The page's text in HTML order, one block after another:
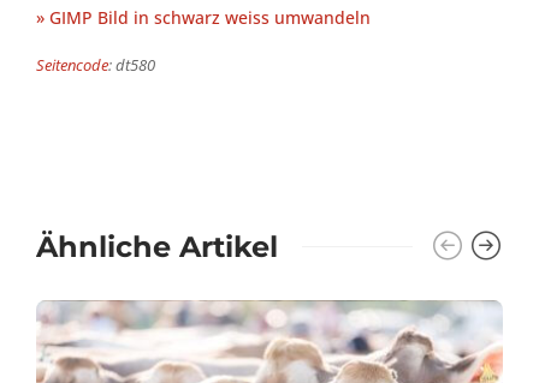
» GIMP Bild in schwarz weiss umwandeln
Seitencode: dt580
Ähnliche Artikel